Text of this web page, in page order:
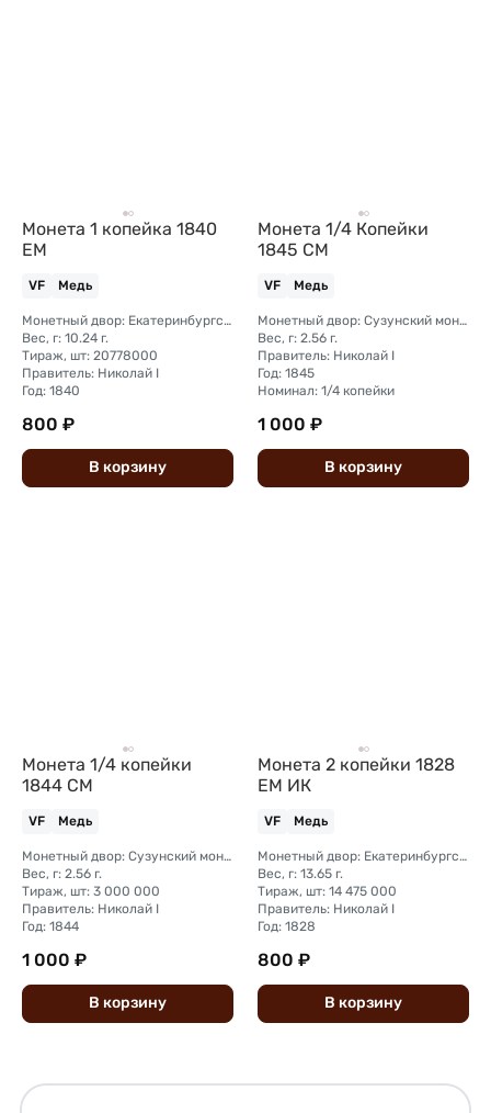
Монета 1 копейка 1840
ЕМ
VF Медь
Монетный двор: Екатеринбургский монетный двор
Вес, г: 10.24 г.
Тираж, шт: 20778000
Правитель: Николай I
Год: 1840
800 ₽
В корзину
Монета 1/4 Копейки
1845 СМ
VF Медь
Монетный двор: Сузунский монетный двор (Сибирь)
Вес, г: 2.56 г.
Правитель: Николай I
Год: 1845
Номинал: 1/4 копейки
1 000 ₽
В корзину
Монета 1/4 копейки
1844 СМ
VF Медь
Монетный двор: Сузунский монетный двор (Сибирь)
Вес, г: 2.56 г.
Тираж, шт: 3 000 000
Правитель: Николай I
Год: 1844
1 000 ₽
В корзину
Монета 2 копейки 1828
ЕМ ИК
VF Медь
Монетный двор: Екатеринбургский монетный двор
Вес, г: 13.65 г.
Тираж, шт: 14 475 000
Правитель: Николай I
Год: 1828
800 ₽
В корзину